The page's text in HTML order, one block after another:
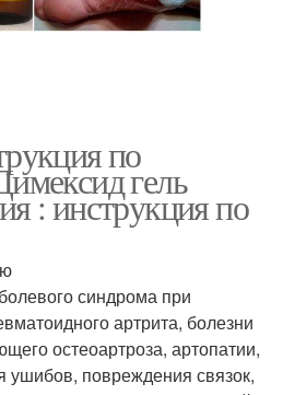
по
гель
: инструкция по
синдрома при
артрита, болезни
остеоартроза, артопатии,
ушибов, повреждения связок,